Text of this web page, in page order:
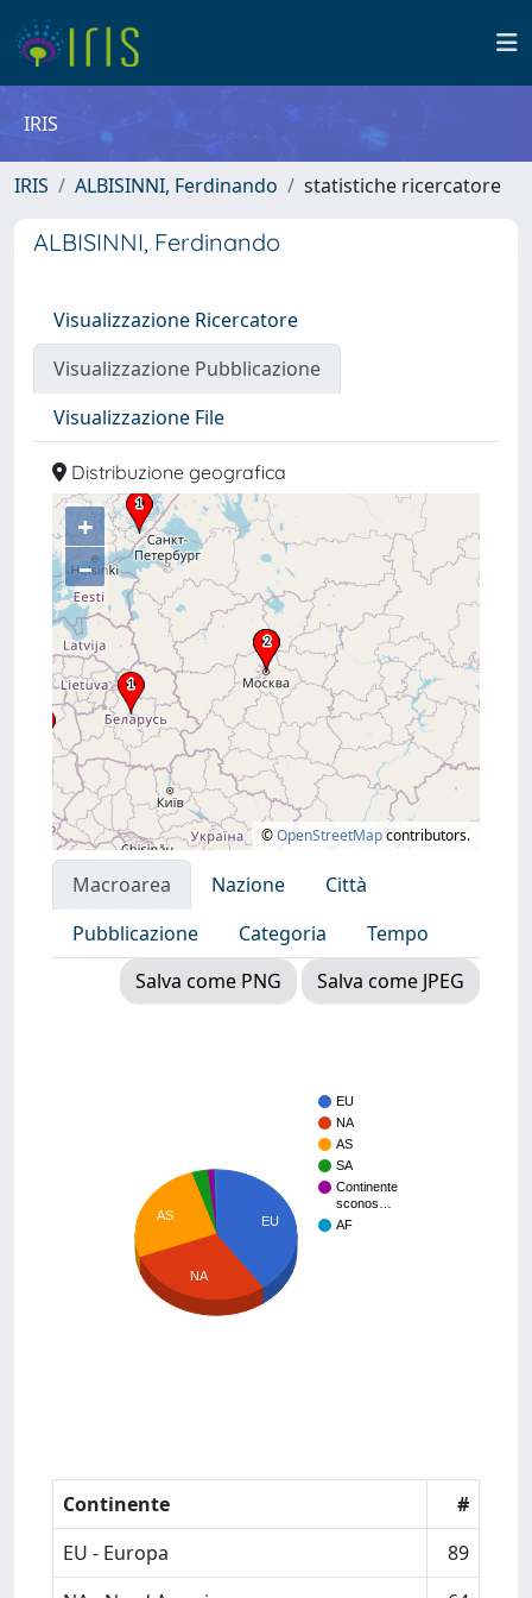
IRIS
IRIS ALBISINNI, Ferdinando statistiche ricercatore
ALBISINNI, Ferdinando
Visualizzazione Ricercatore
Visualizzazione Pubblicazione
Visualizzazione File
Distribuzione geografica
+
–
©OpenStreetMapcontributors.
Macroarea Nazione
Città
Pubblicazione
Categoria
Tempo
Salva come PNG
Salva come JPEG
EU
NA
AS
SA
Continente
sconos…
AF
EU
AS
NA
Continente
#
EU - Europa
89